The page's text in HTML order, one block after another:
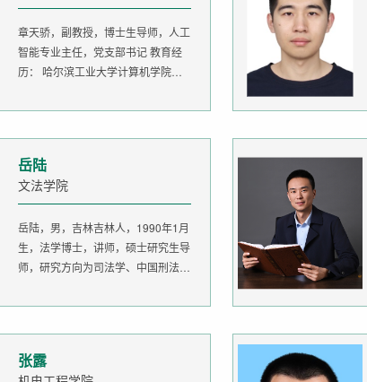
章天骄，副教授，博士生导师，人工
智能专业主任，党支部书记 教育经
历： 哈尔滨工业大学计算机学院
岳陆
文法学院
岳陆，男，吉林吉林人，1990年1月
生，法学博士，讲师，硕士研究生导
师，研究方向为司法学、中国刑法
张露